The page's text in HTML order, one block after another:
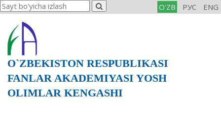
O'ZB РУС ENG
O`ZBEKISTON RESPUBLIKASI
FANLAR AKADEMIYASI YOSH
OLIMLAR KENGASHI